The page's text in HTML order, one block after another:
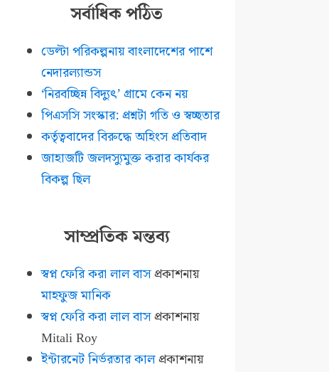
সর্বাধিক পঠিত
ডেল্টা পরিকল্পনায় বাংলাদেশের পাশে
নেদারল্যান্ডস
‘নিরবচ্ছিন্ন বিদ্যুৎ’ গ্রামে কেন নয়
পিএসসি সংস্কার: প্রশ্নটা গতি ও স্বচ্ছতার
কর্তৃত্ববাদের বিরুদ্ধে অহিংস প্রতিবাদ
জাহাজটি জলদস্যুমুক্ত করার কার্যকর
বিকল্প ছিল
সাম্প্রতিক মন্তব্য
স্বপ্ন ফেরি করা লাল বাসপ্রকাশনায়
মাহফুজ মানিক
স্বপ্ন ফেরি করা লাল বাসপ্রকাশনায়
Mitali Roy
ইন্টারনেট নির্ভরতার কালপ্রকাশনায়